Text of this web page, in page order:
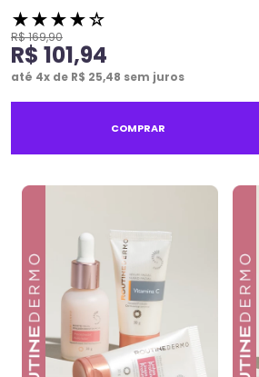
★★★★☆
R$169,90
R$ 101,94
até 4x de R$ 25,48 sem juros
COMPRAR